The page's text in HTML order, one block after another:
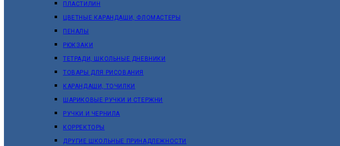
ПЛАСТИЛИН
ЦВЕТНЫЕ КАРАНДАШИ, ФЛОМАСТЕРЫ
ПЕНАЛЫ
РЮКЗАКИ
ТЕТРАДИ, ШКОЛЬНЫЕ ДНЕВНИКИ
ТОВАРЫ ДЛЯ РИСОВАНИЯ
КАРАНДАШИ, ТОЧИЛКИ
ШАРИКОВЫЕ РУЧКИ И СТЕРЖНИ
РУЧКИ И ЧЕРНИЛА
КОРРЕКТОРЫ
ДРУГИЕ ШКОЛЬНЫЕ ПРИНАДЛЕЖНОСТИ